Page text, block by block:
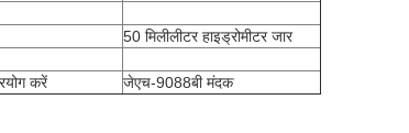
50 मिलीलीटर हाइड्रोमीटर जार
करें जेएच-9088बी मंदक